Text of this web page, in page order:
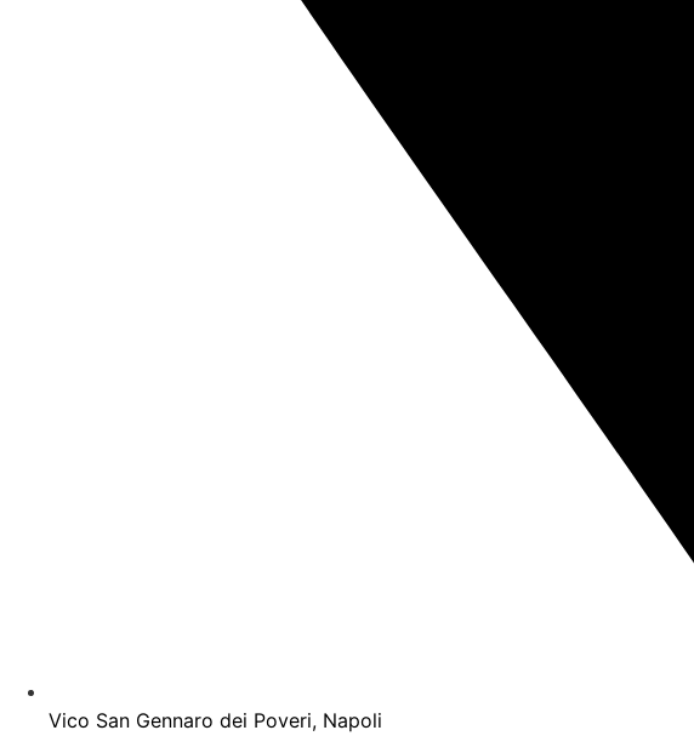
Vico San Gennaro dei Poveri, Napoli